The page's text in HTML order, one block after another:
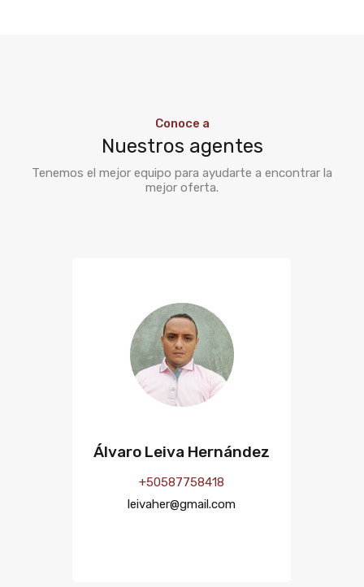
Conoce a
Nuestros agentes
Tenemos el mejor equipo para ayudarte a encontrar la
mejor oferta.
Álvaro Leiva Hernández
+50587758418
leivaher@gmail.com